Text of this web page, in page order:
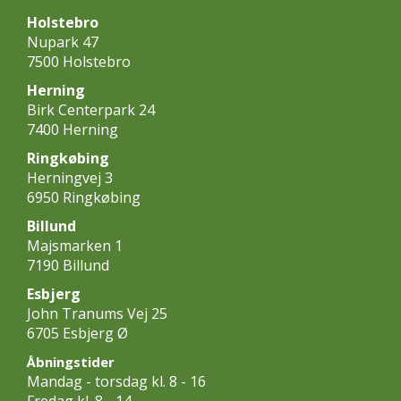
Holstebro
Nupark 47
7500 Holstebro
Herning
Birk Centerpark 24
7400 Herning
Ringkøbing
Herningvej 3
6950 Ringkøbing
Billund
Majsmarken 1
7190 Billund
Esbjerg
John Tranums Vej 25
6705 Esbjerg Ø
Åbningstider
Mandag - torsdag kl. 8 - 16